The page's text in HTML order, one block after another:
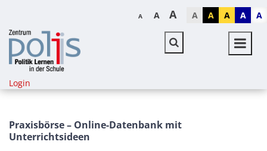
A A A A A A A A
Login
Praxisbörse – Online-Datenbank mit
Unterrichtsideen